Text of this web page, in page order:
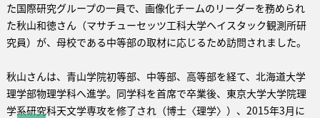
た国際研究グループの一員で、画像化チームのリーダーを務められ
た秋山和徳さん（マサチューセッツ工科大学ヘイスタック観測所研
究員）が、母校である中等部の取材に応じるため訪問されました。
秋山さんは、青山学院初等部、中等部、高等部を経て、北海道大学
理学部物理学科へ進学。同学科を首席で卒業後、東京大学大学院理
学系研究科天文学専攻を修了され（博士〈理学〉）、2015年3月に